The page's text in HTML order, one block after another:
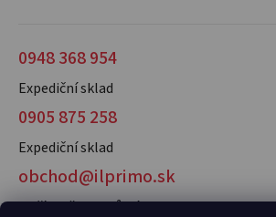
0948 368 954
Expediční sklad
0905 875 258
Expediční sklad
obchod@ilprimo.sk
V případě dotazů nás kontaktujte